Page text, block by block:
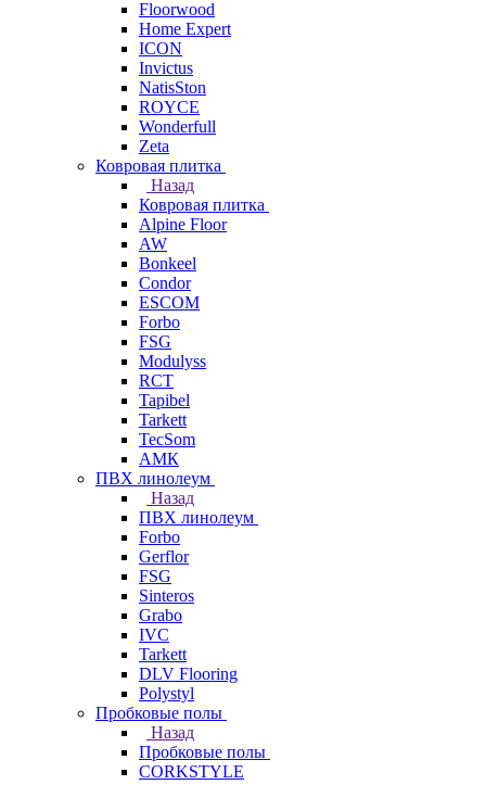
Floorwood
Home Expert
ICON
Invictus
NatisSton
ROYCE
Wonderfull
Zeta
Ковровая плитка
Назад
Ковровая плитка
Alpine Floor
AW
Bonkeel
Condor
ESCOM
Forbo
FSG
Modulyss
RCT
Tapibel
Tarkett
TecSom
АМК
ПВХ линолеум
Назад
ПВХ линолеум
Forbo
Gerflor
FSG
Sinteros
Grabo
IVC
Tarkett
DLV Flooring
Polystyl
Пробковые полы
Назад
Пробковые полы
CORKSTYLE